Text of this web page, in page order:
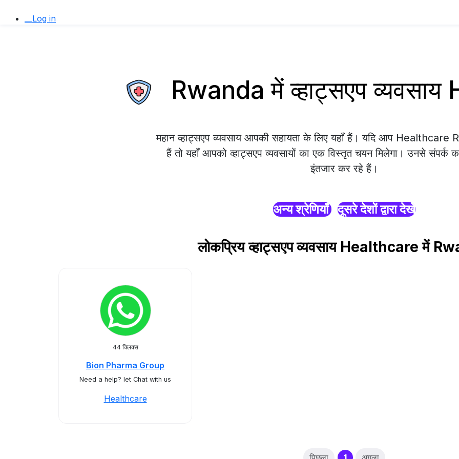
__Log in
Rwanda में व्हाट्सएप
महान व्हाट्सएप व्यवसाय आपकी सहायता के लिए यहाँ हैं। यदि आप Healthcare
हैं तो यहाँ आपको व्हाट्सएप व्यवसायों का एक विस्तृत चयन मिलेगा। उनसे संपर्क
इंतजार कर रहे हैं।
अन्य श्रेणियाँ दूसरे देशों द्वारा देखें
लोकप्रिय व्हाट्सएप व्यवसाय Healthcare में
44 क्लिक्स
Bion Pharma Group
Need a help? let Chat with us
Healthcare
(current)